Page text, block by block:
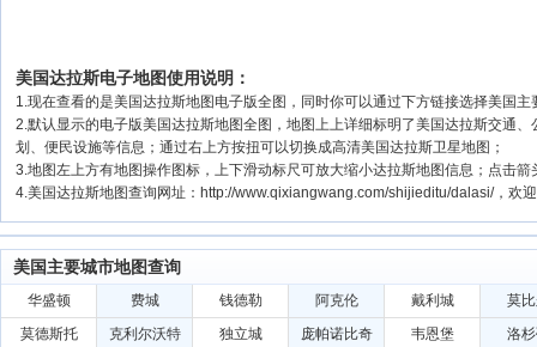
美国达拉斯电子地图使用说明：
1.现在查看的是美国达拉斯地图电子版全图，同时你可以通过下方链接选择美国
2.默认显示的电子版美国达拉斯地图全图，地图上上详细标明了美国达拉斯交通
划、便民设施等信息；通过右上方按扭可以切换成高清美国达拉斯卫星地图；
3.地图左上方有地图操作图标，上下滑动标尺可放大缩小达拉斯地图信息；点击
4.美国达拉斯地图查询网址：http://www.qixiangwang.com/shijieditu/dalasi/，欢
美国主要城市地图查询
华盛顿 费城 钱德勒 阿克伦 戴利城
莫
莫德斯托
克利尔沃特 独立城 庞帕诺比奇 韦恩堡
洛